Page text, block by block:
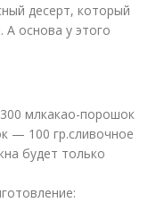
десерт, который
основа у этого
млкакао-порошок
— 100 гр.сливочное
будет только